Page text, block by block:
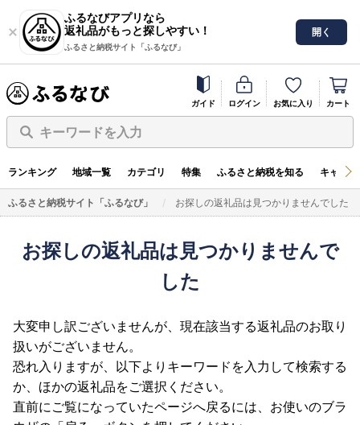
ふるなびアプリなら
返礼品がもっと探しやすい！
ふるさと納税サイト「ふるなび」
開く
ガイド ログイン お気に入り カート
キーワードを入力
ランキング 地域一覧 カテゴリ 特集 ふるさと納税を知る キャン
ふるさと納税サイト「ふるなび」 お探しの返礼品は見つかりませんでした
お探しの返礼品は見つかりませんで
した
大変申し訳ございませんが、現在該当する返礼品のお取り
扱いがございません。
恐れ入りますが、以下よりキーワードを入力して検索する
か、ほかの返礼品をご選択ください。
直前にご覧になっていたページへ戻るには、お使いのブラ